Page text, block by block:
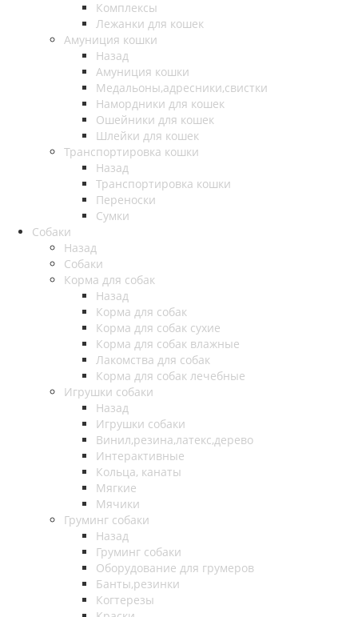
Комплексы
Лежанки для кошек
Амуниция кошки
Назад
Амуниция кошки
Медальоны,адресники,свистки
Намордники для кошек
Ошейники для кошек
Шлейки для кошек
Транспортировка кошки
Назад
Транспортировка кошки
Переноски
Сумки
Собаки
Назад
Собаки
Корма для собак
Назад
Корма для собак
Корма для собак сухие
Корма для собак влажные
Лакомства для собак
Корма для собак лечебные
Игрушки собаки
Назад
Игрушки собаки
Винил,резина,латекс,дерево
Интерактивные
Кольца, канаты
Мягкие
Мячики
Груминг собаки
Назад
Груминг собаки
Оборудование для грумеров
Банты,резинки
Когтерезы